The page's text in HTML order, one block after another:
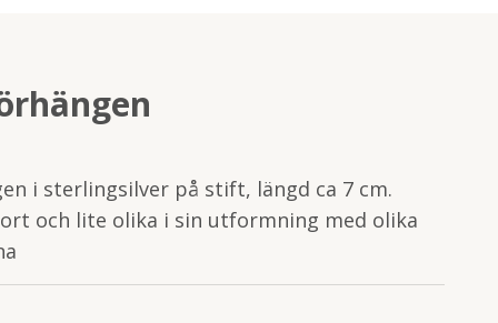
i sterlingsilver på stift, längd ca 7 cm.
och lite olika i sin utformning med olika